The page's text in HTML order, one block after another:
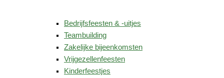
Bedrijfsfeesten & -uitjes
Teambuilding
Zakelijke bijeenkomsten
Vrijgezellenfeesten
Kinderfeestjes